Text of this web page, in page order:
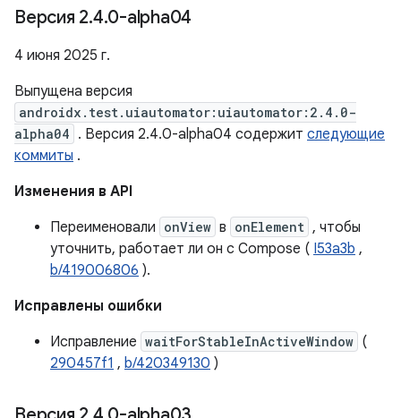
Версия 2.4.0-alpha04
4 июня 2025 г.
Выпущена версия
androidx.test.uiautomator:uiautomator:2.4.0-
alpha04 . Версия 2.4.0-alpha04 содержит следующие
коммиты .
Изменения в API
Переименовали onView в onElement , чтобы
уточнить, работает ли он с Compose ( I53a3b ,
b/419006806 ).
Исправлены ошибки
Исправление waitForStableInActiveWindow (
290457f1 , b/420349130 )